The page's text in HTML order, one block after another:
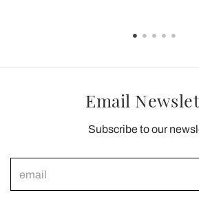
Email
Subscribe to our